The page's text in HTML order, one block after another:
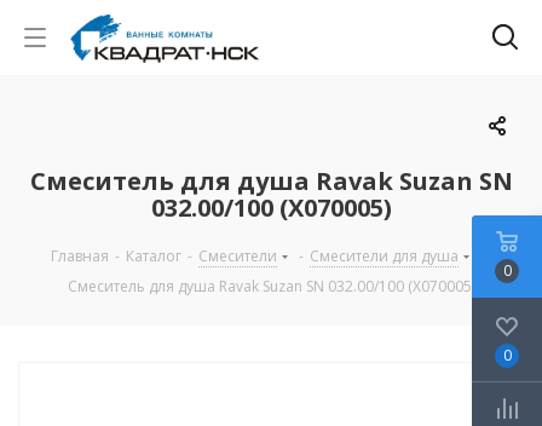
Смеситель для душа Ravak Suzan SN
032.00/100 (X070005)
Главная - Каталог - Смесители - Смесители для душа
Смеситель для душа Ravak Suzan SN 032.00/100 (X070005)
0
0